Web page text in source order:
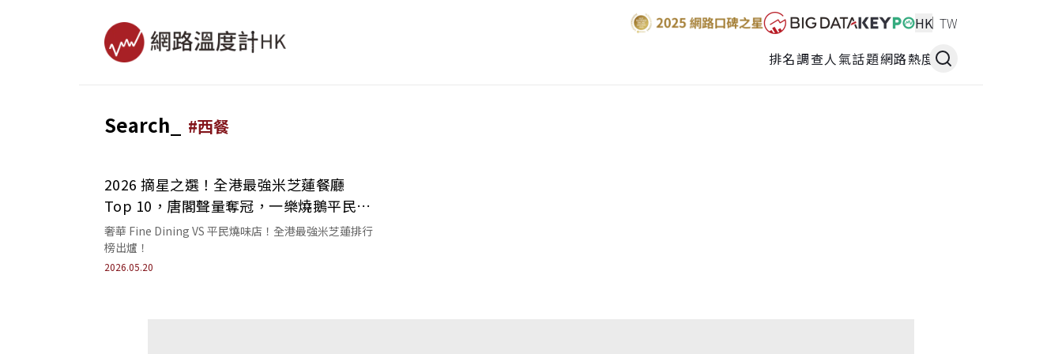
HK TW
排名調查人氣話題網路熱度
Search_ #西餐
2026 摘星之選！全港最強米芝蓮餐廳
Top 10，唐閣聲量奪冠，一樂燒鵝平民之
光！
奢華 Fine Dining VS 平民燒味店！全港最強米芝蓮排行
榜出爐！
2026.05.20